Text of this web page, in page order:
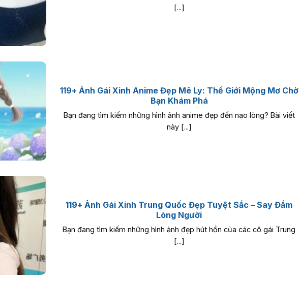
[...]
119+ Ảnh Gái Xinh Anime Đẹp Mê Ly: Thế Giới Mộng Mơ Chờ
Bạn Khám Phá
Bạn đang tìm kiếm những hình ảnh anime đẹp đến nao lòng? Bài viết
này [...]
119+ Ảnh Gái Xinh Trung Quốc Đẹp Tuyệt Sắc – Say Đắm
Lòng Người
Bạn đang tìm kiếm những hình ảnh đẹp hút hồn của các cô gái Trung
[...]